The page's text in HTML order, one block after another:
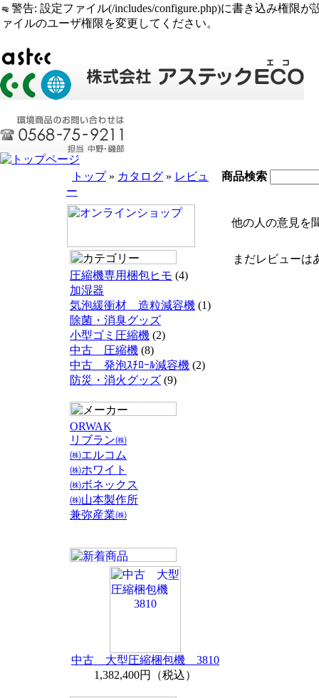
警告: 設定ファイル(/includes/configure.php)に書き込み権限が
ァイルのユーザ権限を変更してください。
トップ» カタログ » レビュ
ー
商品検索
圧縮機専用梱包ヒモ (4)
加湿器
気泡緩衝材 造粒減容機 (1)
除菌・消臭グッズ
小型ゴミ圧縮機 (2)
中古 圧縮機 (8)
中古 発泡ｽﾁﾛｰﾙ減容機 (2)
防災・消火グッズ (9)
ORWAK
リブラン㈱
㈱エルコム
㈱ホワイト
㈱ボネックス
㈱山本製作所
兼弥産業㈱
中古 大型圧縮梱包機 3810
1,382,400円（税込）
他の人の意見を
まだレビューは